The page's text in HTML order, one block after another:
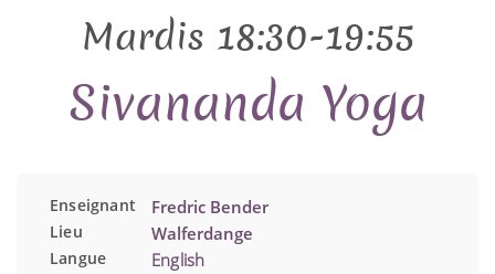
Mardis 18:30-19:55
Sivananda Yoga
Enseignant Fredric Bender
Lieu Walferdange
Langue English